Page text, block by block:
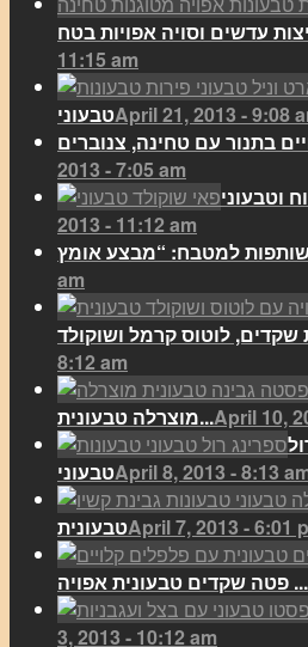
11:15 am
טבעוניApril 21, 2013 - 9:08
2013 - 7:05 am
וטבעוני
2013 - 11:12 am
am
8:12 am
מוצרלה טבעונית...April 10,
טבעוניApril 8, 2013 - 8:13
טבעוניתApril 7, 2013 - 6:01
פטה שקדים טבעונית אפויה ...
3, 2013 - 10:12 am